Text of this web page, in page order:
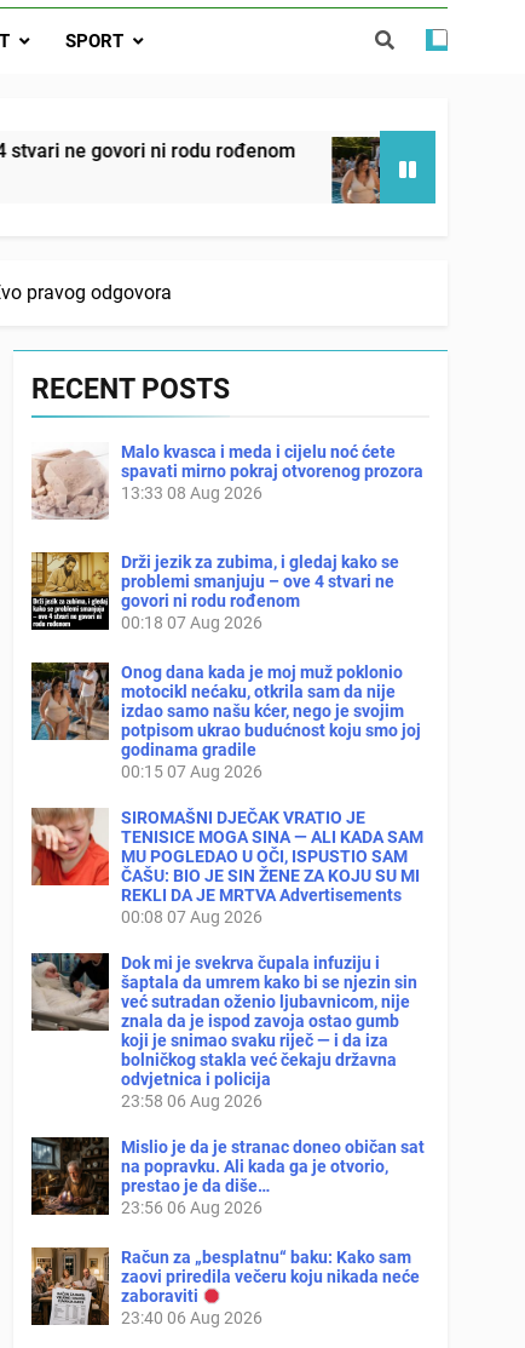
4 stvari ne govori ni rodu rođenom
MU POGLEDAO U OČI, ISPUSTIO
DA JE MRTVA Advertisements
IT SPORT
rođenom Onog dana kada je moj muž
2 Days Ago
pravog odgovora
RECENT POSTS
Malo kvasca i meda i cijelu noć ćete
spavati mirno pokraj otvorenog prozora
13:33 08 Aug 2026
Drži jezik za zubima, i gledaj kako se
problemi smanjuju – ove 4 stvari ne
govori ni rodu rođenom
00:18 07 Aug 2026
Onog dana kada je moj muž poklonio
motocikl nećaku, otkrila sam da nije
izdao samo našu kćer, nego je svojim
potpisom ukrao budućnost koju smo joj
godinama gradile
00:15 07 Aug 2026
SIROMAŠNI DJEČAK VRATIO JE
TENISICE MOGA SINA — ALI KADA SAM
MU POGLEDAO U OČI, ISPUSTIO SAM
ČAŠU: BIO JE SIN ŽENE ZA KOJU SU MI
REKLI DA JE MRTVA Advertisements
00:08 07 Aug 2026
Dok mi je svekrva čupala infuziju i
šaptala da umrem kako bi se njezin sin
već sutradan oženio ljubavnicom, nije
znala da je ispod zavoja ostao gumb
koji je snimao svaku riječ — i da iza
bolničkog stakla već čekaju državna
odvjetnica i policija
23:58 06 Aug 2026
Mislio je da je stranac doneo običan sat
na popravku. Ali kada ga je otvorio,
prestao je da diše…
23:56 06 Aug 2026
Račun za „besplatnu“ baku: Kako sam
zaovi priredila večeru koju nikada neće
zaboraviti
23:40 06 Aug 2026